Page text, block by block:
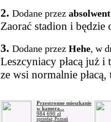
2. Dodane przez absolwent
Zaorać stadion i będzie
3. Dodane przez Hehe, w
Leszcyniacy płacą już
ze wsi normalnie
Przestronne mieszkanie
w kamera...
984 690 zł
sprzedaż, Poznań